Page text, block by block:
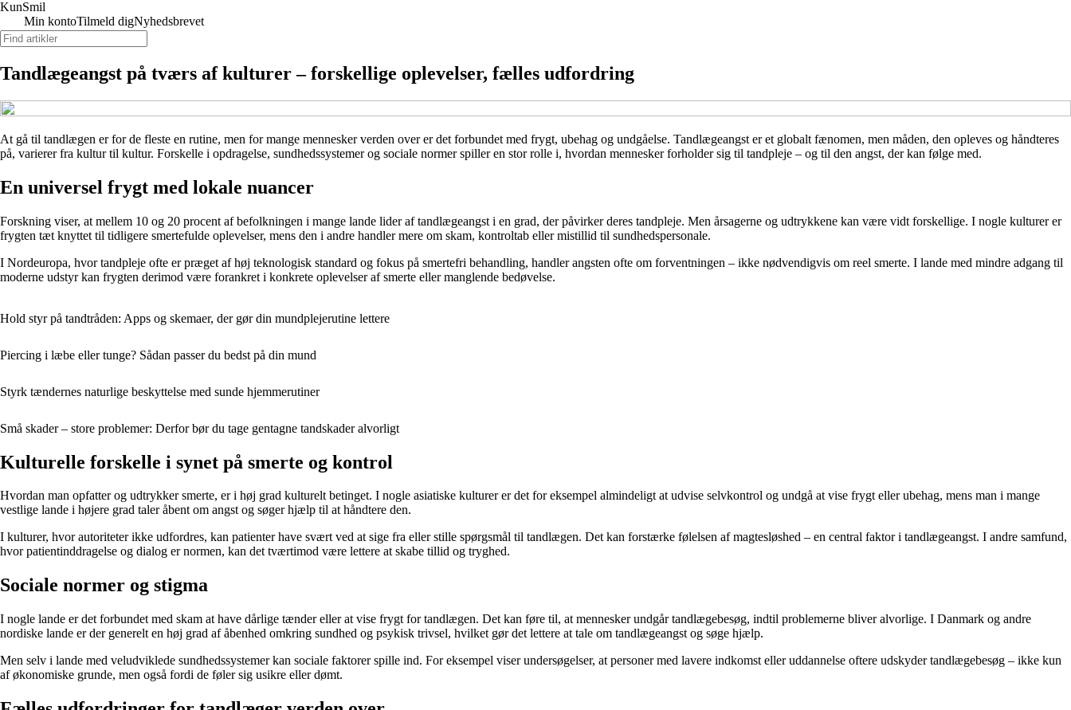
KunSmil
Min kontoTilmeld digNyhedsbrevet
Tandlægeangst på tværs af kulturer – forskellige oplevelser, fælles udfordring
At gå til tandlægen er for de fleste en rutine, men for mange mennesker verden over er det forbundet med frygt, ubehag og undgåelse. Tandlægeangst er et globalt fænomen, men måden, den opleves og håndteres
på, varierer fra kultur til kultur. Forskelle i opdragelse, sundhedssystemer og sociale normer spiller en stor rolle i, hvordan mennesker forholder sig til tandpleje – og til den angst, der kan følge med.
En universel frygt med lokale nuancer
Forskning viser, at mellem 10 og 20 procent af befolkningen i mange lande lider af tandlægeangst i en grad, der påvirker deres tandpleje. Men årsagerne og udtrykkene kan være vidt forskellige. I nogle kulturer er
frygten tæt knyttet til tidligere smertefulde oplevelser, mens den i andre handler mere om skam, kontroltab eller mistillid til sundhedspersonale.
I Nordeuropa, hvor tandpleje ofte er præget af høj teknologisk standard og fokus på smertefri behandling, handler angsten ofte om forventningen – ikke nødvendigvis om reel smerte. I lande med mindre adgang til
moderne udstyr kan frygten derimod være forankret i konkrete oplevelser af smerte eller manglende bedøvelse.
Hold styr på tandtråden: Apps og skemaer, der gør din mundplejerutine lettere
Piercing i læbe eller tunge? Sådan passer du bedst på din mund
Styrk tændernes naturlige beskyttelse med sunde hjemmerutiner
Små skader – store problemer: Derfor bør du tage gentagne tandskader alvorligt
Kulturelle forskelle i synet på smerte og kontrol
Hvordan man opfatter og udtrykker smerte, er i høj grad kulturelt betinget. I nogle asiatiske kulturer er det for eksempel almindeligt at udvise selvkontrol og undgå at vise frygt eller ubehag, mens man i mange
vestlige lande i højere grad taler åbent om angst og søger hjælp til at håndtere den.
I kulturer, hvor autoriteter ikke udfordres, kan patienter have svært ved at sige fra eller stille spørgsmål til tandlægen. Det kan forstærke følelsen af magtesløshed – en central faktor i tandlægeangst. I andre samfund,
hvor patientinddragelse og dialog er normen, kan det tværtimod være lettere at skabe tillid og tryghed.
Sociale normer og stigma
I nogle lande er det forbundet med skam at have dårlige tænder eller at vise frygt for tandlægen. Det kan føre til, at mennesker undgår tandlægebesøg, indtil problemerne bliver alvorlige. I Danmark og andre
nordiske lande er der generelt en høj grad af åbenhed omkring sundhed og psykisk trivsel, hvilket gør det lettere at tale om tandlægeangst og søge hjælp.
Men selv i lande med veludviklede sundhedssystemer kan sociale faktorer spille ind. For eksempel viser undersøgelser, at personer med lavere indkomst eller uddannelse oftere udskyder tandlægebesøg – ikke kun
af økonomiske grunde, men også fordi de føler sig usikre eller dømt.